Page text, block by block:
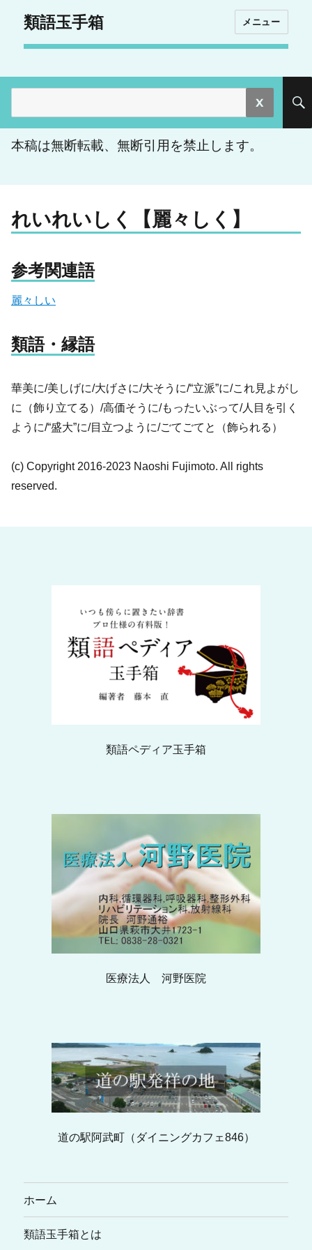
類語玉手箱 メニュー
索:
本稿は無断転載、無断引用を禁止します。
れいれいしく【麗々しく】
参考関連語
麗々しい
類語・縁語
華美に/美しげに/大げさに/大そうに/“立派”に/これ見よがし
に（飾り立てる）/高価そうに/もったいぶって/人目を引く
ように/“盛大”に/目立つように/ごてごてと（飾られる）
(c) Copyright 2016-2023 Naoshi Fujimoto. All rights
reserved.
類語ペディア玉手箱
医療法人 河野医院
道の駅阿武町（ダイニングカフェ846）
ホーム
類語玉手箱とは